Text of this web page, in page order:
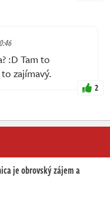
:D Tam to
zajímavý.
2
je obrovský zájem a